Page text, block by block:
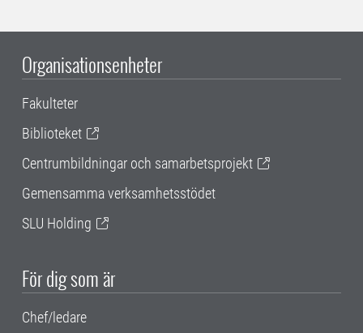
Organisationsenheter
Fakulteter
Biblioteket
Centrumbildningar och samarbetsprojekt
Gemensamma verksamhetsstödet
SLU Holding
För dig som är
Chef/ledare